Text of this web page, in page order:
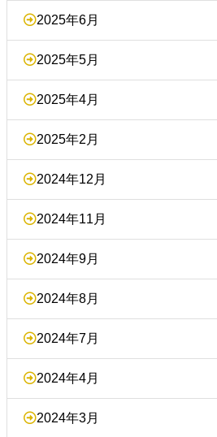
2025年6月
2025年5月
2025年4月
2025年2月
2024年12月
2024年11月
2024年9月
2024年8月
2024年7月
2024年4月
2024年3月